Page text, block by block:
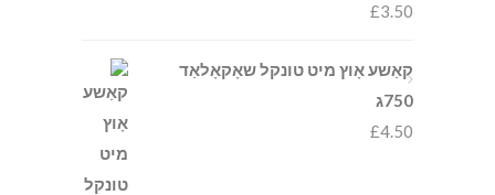
£3.50
קאַשע אָוץ מיט טונקל שאָקאָלאַד
750ג
£4.50